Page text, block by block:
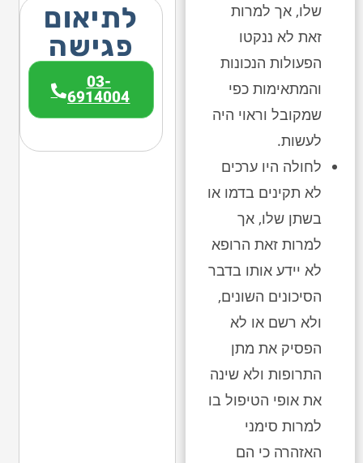
שלו, אך למרות
זאת לא ננקטו
הפעולות הנכונות
והמתאימות כפי
שמקובל וראוי היה
לעשות.
לחולה היו ערכים
לא תקינים בדמו או
בשתן שלו, אך
למרות זאת הרופא
לא יידע אותו בדבר
הסיכונים השונים,
ולא רשם או לא
הפסיק את מתן
התרופות ולא שינה
את אופי הטיפול בו
למרות סימני
האזהרה כי הם
לתיאום
פגישה
03-
6914004